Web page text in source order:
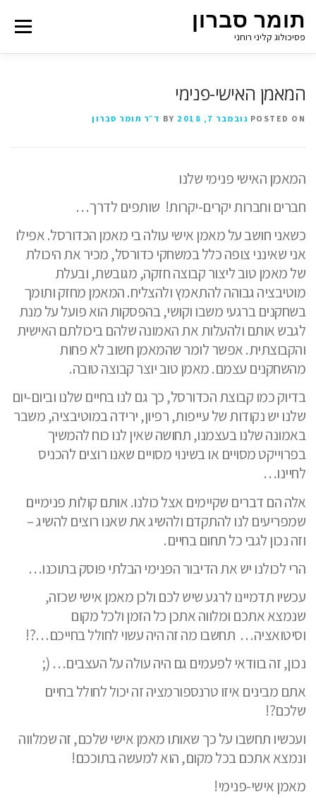
תומר סברון
פסיכולוג קליני רוחני
Menu
המאמן האישי-פנימי
POSTED ON נובמבר 7, 2018 ד״ר תומר סברון
המאמן האישי פנימי שלנו
חברים וחברות יקרים-יקרות! שותפים לדרך…
כשאני חושב על מאמן אישי עולה בי מאמן הכדורסל. אפילו
אני שאינני צופה כלל במשחקי כדורסל, מכיר את היכולת
של מאמן טוב ליצור קבוצה חזקה, מגובשת, ובעלת
מוטיבציה גבוהה להתאמץ ולהצליח. המאמן מחזק ותומך
בשחקנים ברגעי משבו וקושי, בהפסקות הוא פועל על מנת
לגבש אותם ולהעלות את האמונה שלהם ביכולתם האישית
והקבוצתית. אפשר לומר שהמאמן חשוב לא פחות
מהשחקנים עצמם. מאמן טוב יוצר קבוצה טובה.
בדיוק כמו קבוצת הכדורסל, כך גם לנו בחיים שלנו וביום-יום
שלנו יש נקודות של עייפות, רפיון, ירידה במוטיבציה, משבר
באמונה שלנו בעצמנו, תחושה שאין לנו כוח להמשיך
בפרוייקט מסויים או בשינוי מסויים שאנו רוצים להכניס
לחיינו…
אלה הם דברים שקיימים אצל כולנו. אותם קולות פנימיים
שמפריעים לנו להתקדם ולהשיג את שאנו רוצים להשיג –
וזה נכון לגבי כל תחום בחיים.
הרי לכולנו יש את הדיבור הפנימי הבלתי פוסק בתוכנו…
עכשיו תדמיינו לרגע שיש לכם ולכן מאמן אישי שכזה,
שנמצא אתכם ומלווה אתכן כל הזמן ולכל מקום
וסיטואציה… תחשבו מה זה היה עשוי לחולל בחייכם…?!
נכון, זה בוודאי לפעמים גם היה עולה על העצבים… (;
אתם מבינים איזו טרנספורמציה זה יכול לחולל בחיים
שלכם?!
ועכשיו תחשבו על כך שאותו מאמן אישי שלכם, זה שמלווה
ונמצא אתכם בכל מקום, הוא למעשה בתוככם!
מאמן אישי-פנימי!